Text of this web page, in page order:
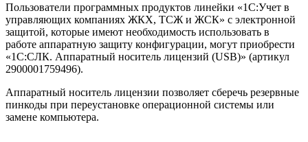
Пользователи программных продуктов линейки «1С:Учет в
управляющих компаниях ЖКХ, ТСЖ и ЖСК» с электронной
защитой, которые имеют необходимость использовать в
работе аппаратную защиту конфигурации, могут приобрести
«1С:СЛК. Аппаратный носитель лицензий (USB)» (артикул
2900001759496).
Аппаратный носитель лицензии позволяет сберечь резервные
пинкоды при переустановке операционной системы или
замене компьютера.